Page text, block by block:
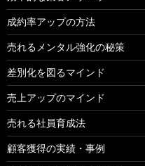
成約率アップの方法
売れるメンタル強化の秘策
差別化を図るマインド
売上アップのマインド
売れる社員育成法
顧客獲得の実績・事例